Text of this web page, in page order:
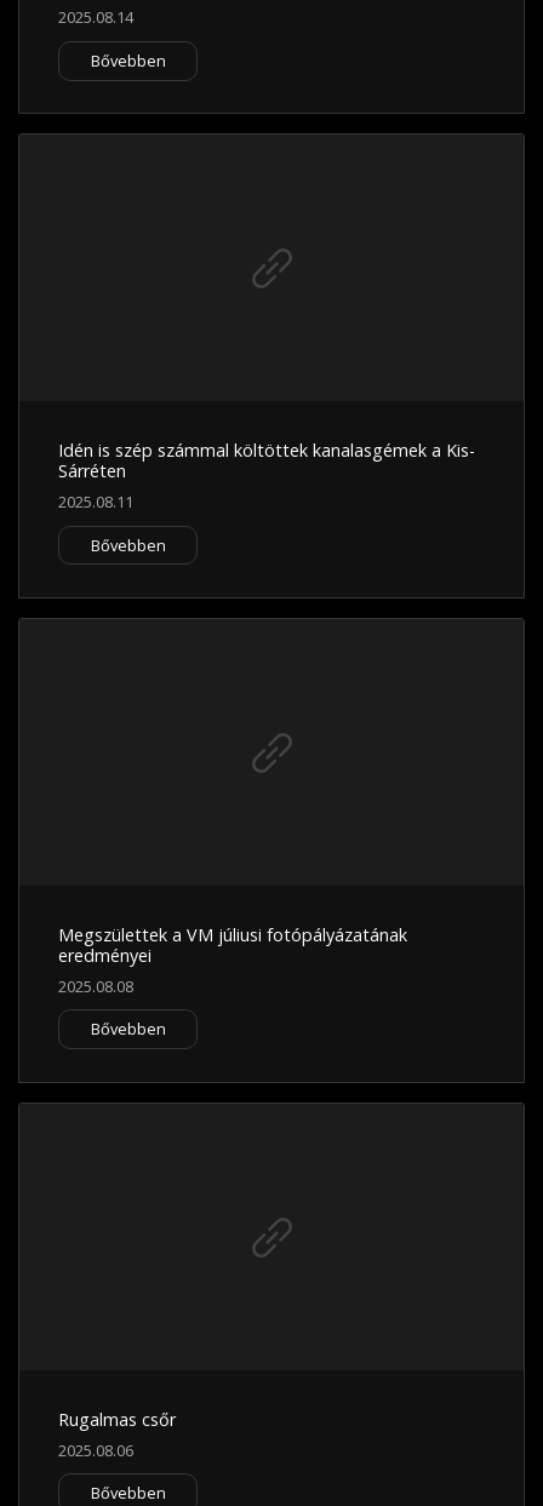
2025.08.14
Bővebben
Idén is szép számmal költöttek kanalasgémek a Kis-
Sárréten
2025.08.11
Bővebben
Megszülettek a VM júliusi fotópályázatának
eredményei
2025.08.08
Bővebben
Rugalmas csőr
2025.08.06
Bővebben